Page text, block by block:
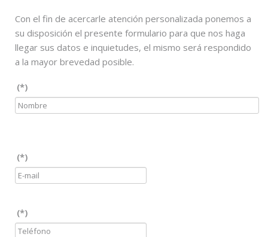
Con el fin de acercarle atención personalizada ponemos a
su disposición el presente formulario para que nos haga
llegar sus datos e inquietudes, el mismo será respondido
a la mayor brevedad posible.
(*)
(*)
(*)